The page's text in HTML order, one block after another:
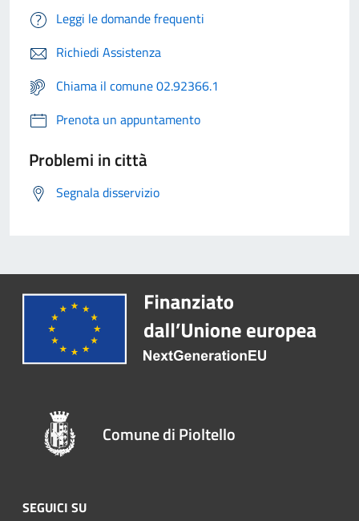
Leggi le domande frequenti
Richiedi Assistenza
Chiama il comune 02.92366.1
Prenota un appuntamento
Problemi in città
Segnala disservizio
Comune di Pioltello
SEGUICI SU